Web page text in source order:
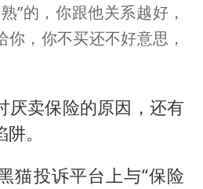
”的，你跟他关系越好，
你，你不买还不好意思，
厌卖保险的原因，还有
。
猫投诉平台上与“保险